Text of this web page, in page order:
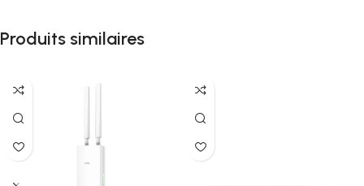
Produits similaires